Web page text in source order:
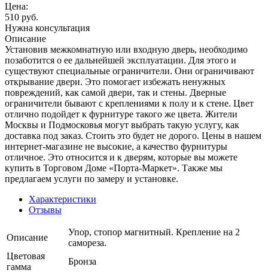
Цена:
510 руб.
Нужна консультация
Описание
Установив межкомнатную или входную дверь, необходимо
позаботится о ее дальнейшей эксплуатации. Для этого и
существуют специальные ограничители. Они ограничивают
открывание двери. Это помогает избежать ненужных
повреждений, как самой двери, так и стены. Дверные
ограничители бывают с креплениями к полу и к стене. Цвет
отлично подойдет к фурнитуре такого же цвета. Жители
Москвы и Подмосковья могут выбрать такую услугу, как
доставка под заказ. Стоить это будет не дорого. Цены в нашем
интернет-магазине не высокие, а качество фурнитуры
отличное. Это относится и к дверям, которые вы можете
купить в Торговом Доме «Порта-Маркет». Также мы
предлагаем услуги по замеру и установке.
Характеристики
Отзывы
Описание
Упор, стопор магнитный. Крепление на 2
самореза.
Цветовая
гамма
Бронза